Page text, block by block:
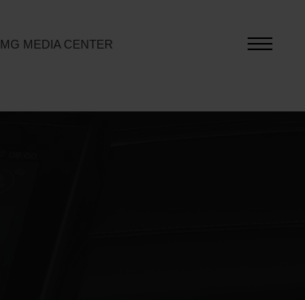
MG MEDIA CENTER